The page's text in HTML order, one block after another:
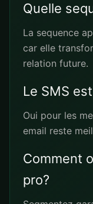
Quelle
La sequence
car elle
relation future.
Le SMS
Oui pour les
email reste
Comment
pro?